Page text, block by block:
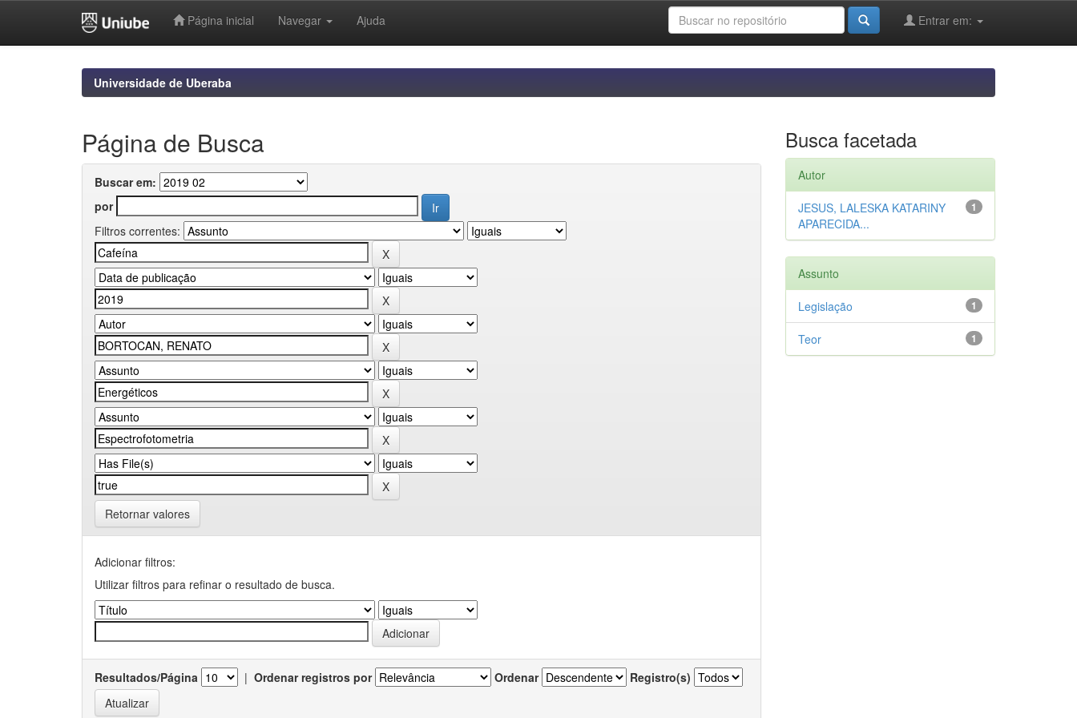
Página inicial Navegar Ajuda Entrar em:
Universidade de Uberaba
Página de Busca
Buscar em:
por
Filtros correntes:
Retornar valores
Adicionar filtros:
Utilizar filtros para refinar o resultado de busca.
Resultados/Página | Ordenar registros por Ordenar Registro(s)
Busca facetada
Autor
1
JESUS, LALESKA KATARINY
APARECIDA...
Assunto
1
Legislação
1
Teor